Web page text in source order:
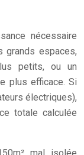
nécessaire
grands espaces,
petits, ou un
plus efficace. Si
électriques),
totale calculée